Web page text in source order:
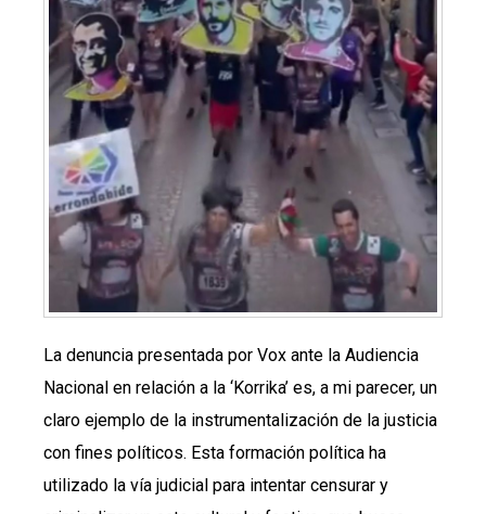
La denuncia presentada por Vox ante la Audiencia
Nacional en relación a la ‘Korrika’ es, a mi parecer, un
claro ejemplo de la instrumentalización de la justicia
con fines políticos. Esta formación política ha
utilizado la vía judicial para intentar censurar y